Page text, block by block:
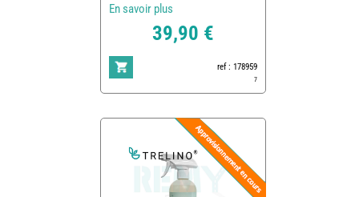
En savoir plus
39,90 €
ref : 178959
7